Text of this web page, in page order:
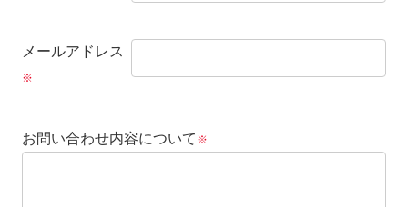
メールアドレス
※
お問い合わせ内容について ※